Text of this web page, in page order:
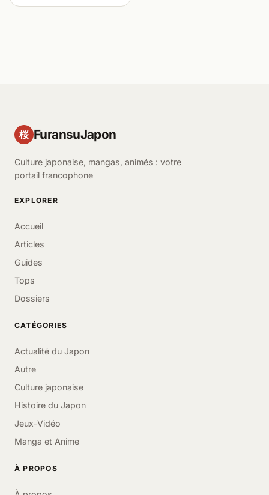
桜 FuransuJapon
Culture japonaise, mangas, animés : votre
portail francophone
EXPLORER
Accueil
Articles
Guides
Tops
Dossiers
CATÉGORIES
Actualité du Japon
Autre
Culture japonaise
Histoire du Japon
Jeux-Vidéo
Manga et Anime
À PROPOS